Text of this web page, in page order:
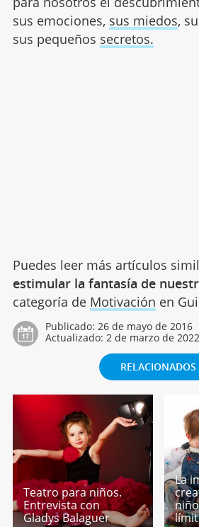
sus emociones, sus miedos,
sus pequeños secretos.
Puedes leer más artículos
estimular la fantasía de
categoría de Motivación en
Publicado: 26 de mayo de 2016
Actualizado: 2 de marzo de 2022
RELACIONADOS
Teatro para niños.
Entrevista con
Gladys Balaguer
La